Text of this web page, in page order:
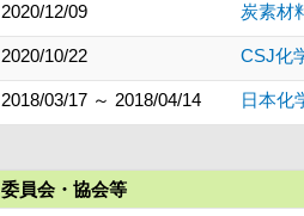
2020/12/09 炭素材
2020/10/22 CSJ化
2018/03/17 ～ 2018/04/14 日本化
委員会・協会等